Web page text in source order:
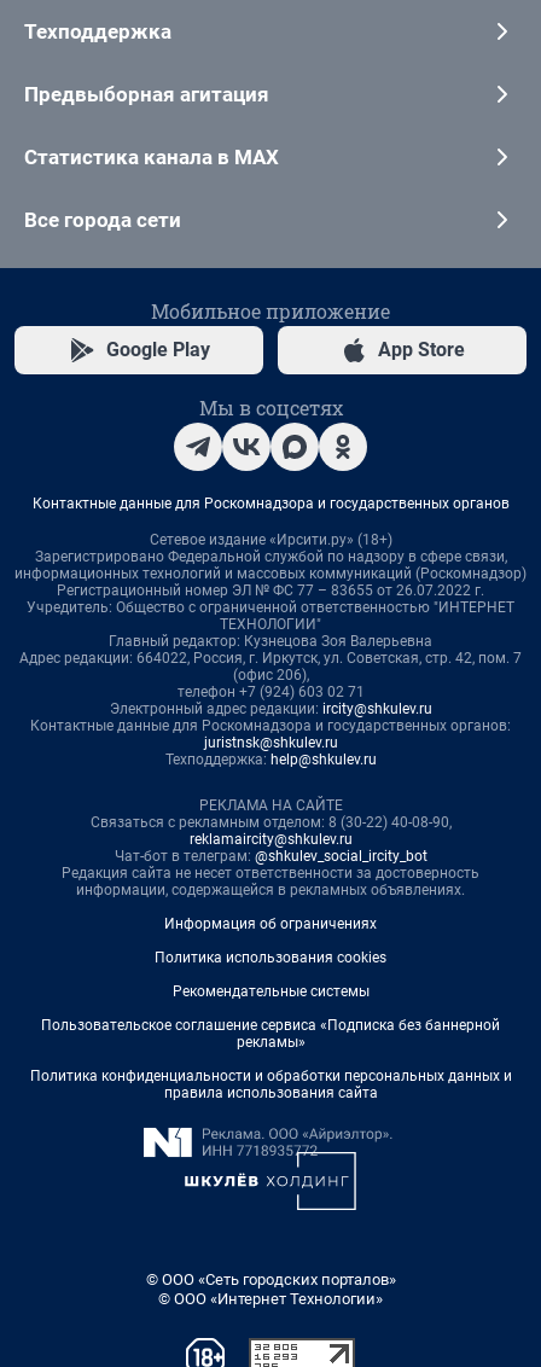
Техподдержка
Предвыборная агитация
Статистика канала в MAX
Все города сети
Мобильное приложение
Google Play App Store
Мы в соцсетях
Контактные данные для Роскомнадзора и государственных органов
Сетевое издание «Ирсити.ру» (18+)
Зарегистрировано Федеральной службой по надзору в сфере связи,
информационных технологий и массовых коммуникаций (Роскомнадзор)
Регистрационный номер ЭЛ № ФС 77 – 83655 от 26.07.2022 г.
Учредитель: Общество с ограниченной ответственностью "ИНТЕРНЕТ
ТЕХНОЛОГИИ"
Главный редактор: Кузнецова Зоя Валерьевна
Адрес редакции: 664022, Россия, г. Иркутск, ул. Советская, стр. 42, пом. 7
(офис 206),
телефон +7 (924) 603 02 71
Электронный адрес редакции: ircity@shkulev.ru
Контактные данные для Роскомнадзора и государственных органов:
juristnsk@shkulev.ru
Техподдержка: help@shkulev.ru
РЕКЛАМА НА САЙТЕ
Связаться с рекламным отделом: 8 (30-22) 40-08-90,
reklamaircity@shkulev.ru
Чат-бот в телеграм: @shkulev_social_ircity_bot
Редакция сайта не несет ответственности за достоверность
информации, содержащейся в рекламных объявлениях.
Информация об ограничениях
Политика использования cookies
Рекомендательные системы
Пользовательское соглашение сервиса «Подписка без баннерной
рекламы»
Политика конфиденциальности и обработки персональных данных и
правила использования сайта
© ООО «Сеть городских порталов»
© ООО «Интернет Технологии»